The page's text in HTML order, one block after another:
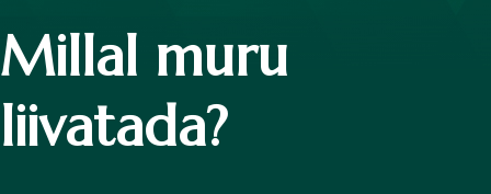
Millal muru
liivatada?